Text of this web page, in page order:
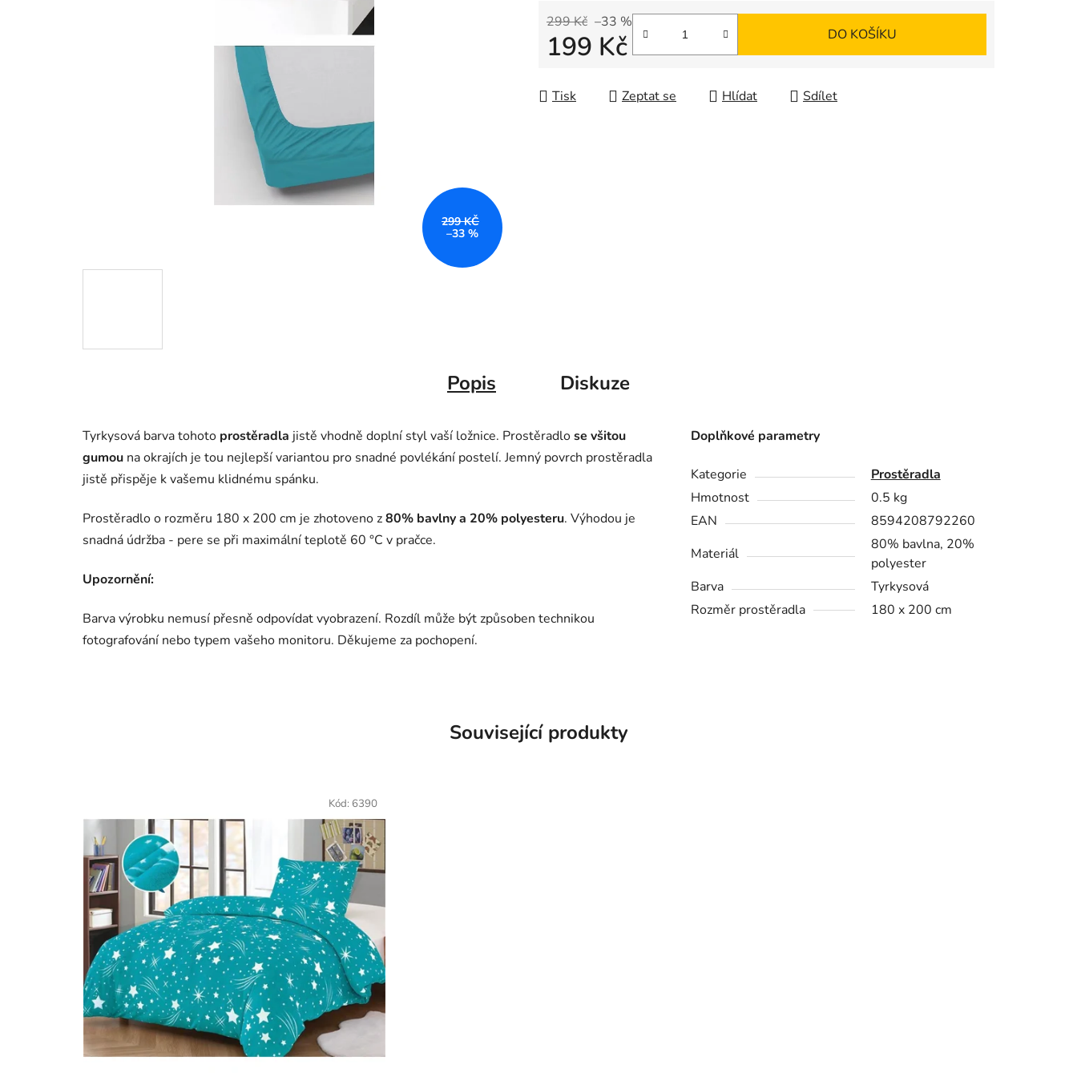
299 Kč –33 %
199 Kč DO KOŠÍKU
Tisk Zeptat se Hlídat Sdílet
299 KČ
–33 %
Popis Diskuze
Tyrkysová barva tohoto prostěradla jistě vhodně doplní styl vaší ložnice. Prostěradlose všitou
gumou na okrajích je tou nejlepší variantou pro snadné povlékání postelí. Jemný povrch prostěradla
jistě přispěje k vašemu klidnému spánku.
Prostěradlo o rozměru 180 x 200 cm je zhotoveno z80% bavlny a 20% polyesteru. Výhodou je
snadná údržba - pere se při maximální teplotě 60 °C v pračce.
Upozornění:
Barva výrobku nemusí přesně odpovídat vyobrazení. Rozdíl může být způsoben technikou
fotografování nebo typem vašeho monitoru. Děkujeme za pochopení.
Doplňkové parametry
Kategorie
Prostěradla
Hmotnost
0.5 kg
EAN
8594208792260
Materiál
80% bavlna, 20%
polyester
Barva
Tyrkysová
Rozměr prostěradla
180 x 200 cm
Související produkty
Kód: 6390